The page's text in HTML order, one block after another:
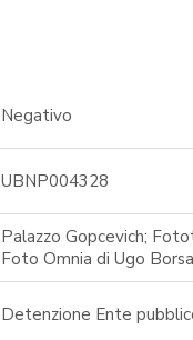
Negativo
UBNP004328
Palazzo Gopcevich;
Foto Omnia di Ugo
Detenzione Ente